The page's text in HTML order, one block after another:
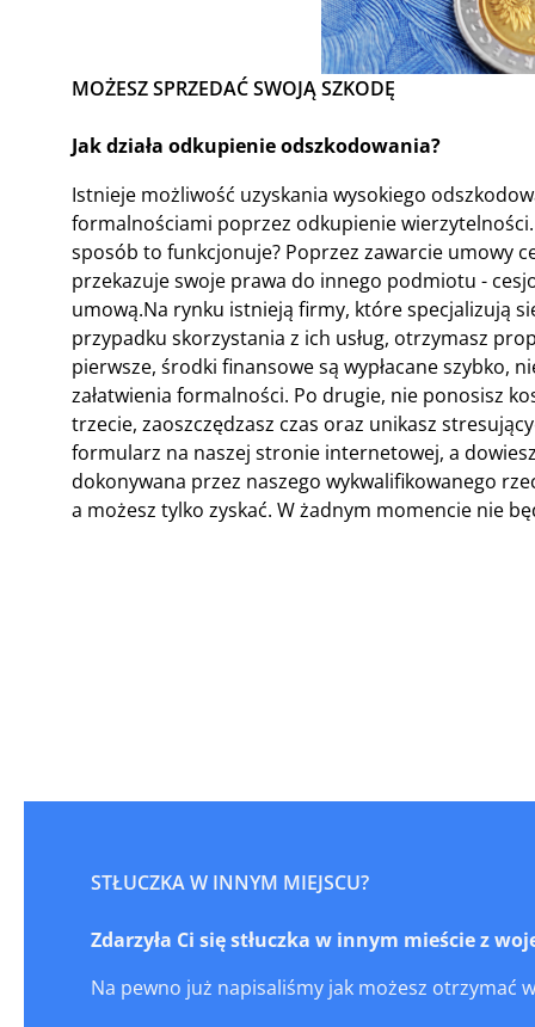
MOŻESZ SPRZEDAĆ SWOJĄ SZKODĘ
Jak działa odkupienie odszkodowania?
Istnieje możliwość uzyskania wysokiego
formalnościami poprzez odkupienie
sposób to funkcjonuje? Poprzez zawarcie umowy
przekazuje swoje prawa do innego podmiotu -
umową.Na rynku istnieją firmy, które specjalizują
przypadku skorzystania z ich usług, otrzymasz
pierwsze, środki finansowe są wypłacane szybko,
załatwienia formalności. Po drugie, nie ponosisz
trzecie, zaoszczędzasz czas oraz unikasz
formularz na naszej stronie internetowej, a
dokonywana przez naszego wykwalifikowanego
a możesz tylko zyskać. W żadnym momencie nie
STŁUCZKA W INNYM MIEJSCU?
Zdarzyła Ci się stłuczka w innym mieście z
Na pewno już napisaliśmy jak możesz otrzymać